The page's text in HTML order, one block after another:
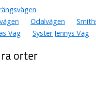
Odalvägen
Väg Syster Jennys Väg
orter